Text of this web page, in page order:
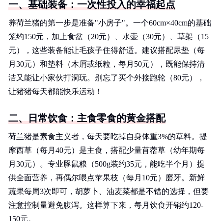
一、基础装备：一次性投入的幸福起点
养荷兰猪的第一步是准备"小房子"。一个60cm×40cm的基础
笼约150元，加上食盆（20元）、水壶（30元）、草架（15
元），这些装备能让毛孩子住得舒适。建议搭配尿垫（每
月30元）和垫料（木屑或纸粒，每月50元），既能保持清
洁又能让小家伙打洞玩。别忘了买个外接跑轮（80元），
让猪猪每天都能快乐运动！
二、日常饮食：主食零食的黄金搭配
荷兰猪是素食主义者，每天要吃掉自身体重3%的草料。提
摩西草（每月40元）是主食，搭配少量苜蓿草（幼年期每
月30元）。专业豚鼠粮（500g装约35元，能吃半个月）提
供全面营养，再偶尔喂点苹果枝（每月10元）磨牙。新鲜
蔬果每周3次即可，胡萝卜、油麦菜都是不错的选择，但要
注意控制量避免腹泻。这样算下来，每月饮食开销约120-
150元。